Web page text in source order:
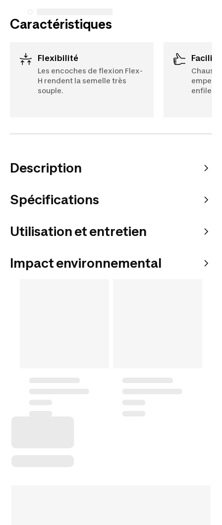
Caractéristiques
Flexibilité
Les encoches de flexion Flex-
H rendent la semelle très
souple.
enfiler.
Description
Spécifications
Utilisation et entretien
Impact environnemental